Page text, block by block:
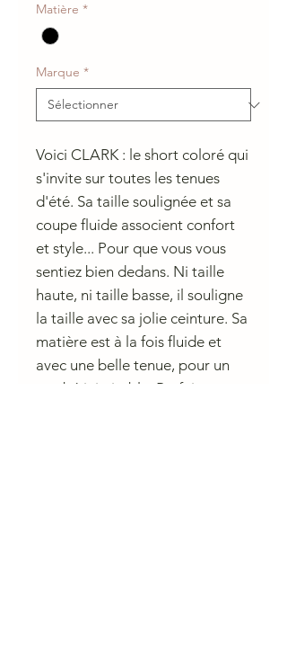
Matière *
Marque *
Voici CLARK : le short coloré qui
s'invite sur toutes les tenues
d'été. Sa taille soulignée et sa
coupe fluide associent confort
et style... Pour que vous vous
sentiez bien dedans. Ni taille
haute, ni taille basse, il souligne
la taille avec sa jolie ceinture. Sa
matière est à la fois fluide et
avec une belle tenue, pour un
tombé inimitable. Parfait pour